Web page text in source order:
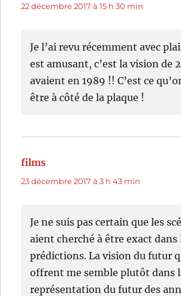
22 décembre 2017 à 15 h 30 min
Je l’ai revu récemment avec
est amusant, c’est la vision de
avaient en 1989 !! C’est ce
être à côté de la plaque !
films
23 décembre 2017 à 3 h 43 min
Je ne suis pas certain que les
aient cherché à être exact dans
prédictions. La vision du futur
offrent me semble plutôt dans
représentation du futur des